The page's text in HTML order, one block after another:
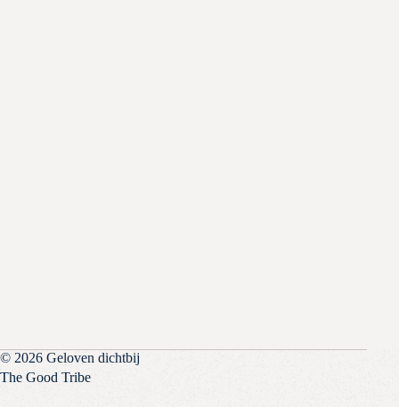
© 2026 Geloven dichtbij
The Good Tribe